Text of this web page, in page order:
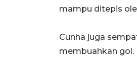
mampu ditepis
Cunha juga
membuahkan gol.